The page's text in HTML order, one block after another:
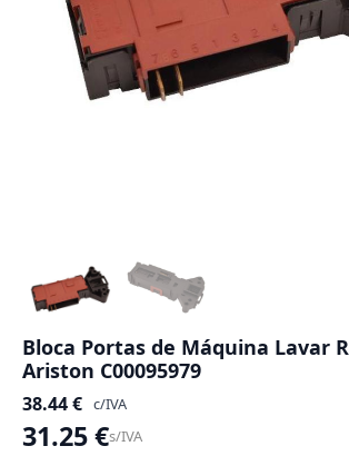
Bloca Portas de Máquina Lavar
Ariston C00095979
38.44€ c/IVA
31.25€s/IVA